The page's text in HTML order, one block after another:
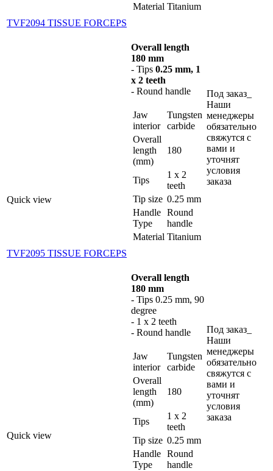
Material Titanium
TVF2094 TISSUE FORCEPS
Quick view
Overall length
180 mm
- Tips 0.25 mm, 1
x 2 teeth
- Round handle
Jaw
interior
Tungsten
carbide
Overall
length
(mm)
180
Tips
1 x 2
teeth
Tip size 0.25 mm
Handle
Type
Round
handle
Material Titanium
Под заказ_
Наши
менеджеры
обязательно
свяжутся с
вами и
уточнят
условия
заказа
TVF2095 TISSUE FORCEPS
Quick view
Overall length
180 mm
- Tips 0.25 mm, 90
degree
- 1 x 2 teeth
- Round handle
Jaw
interior
Tungsten
carbide
Overall
length
(mm)
180
Tips
1 x 2
teeth
Tip size 0.25 mm
Handle
Type
Round
handle
Под заказ_
Наши
менеджеры
обязательно
свяжутся с
вами и
уточнят
условия
заказа